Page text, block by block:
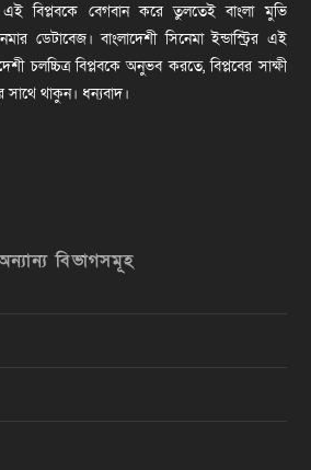
বিপ্লবকে বেগবান করে তুলতেই বাংলা মুভি
ডেটাবেজ। বাংলাদেশী সিনেমা ইন্ডাস্ট্রির এই
চলচ্চিত্র বিপ্লবকে অনুভব করতে, বিপ্লবের সাক্ষী
সাথে থাকুন। ধন্যবাদ।
বিভাগসমূহ